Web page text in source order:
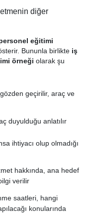
diğer
eğitimi
Bununla birlikte iş
örneği olarak şu
geçirilir, araç ve
duyulduğu anlatılır
ihtiyacı olup olmadığı
hakkında, ana hedef
verilir
saatleri, hangi
konularında